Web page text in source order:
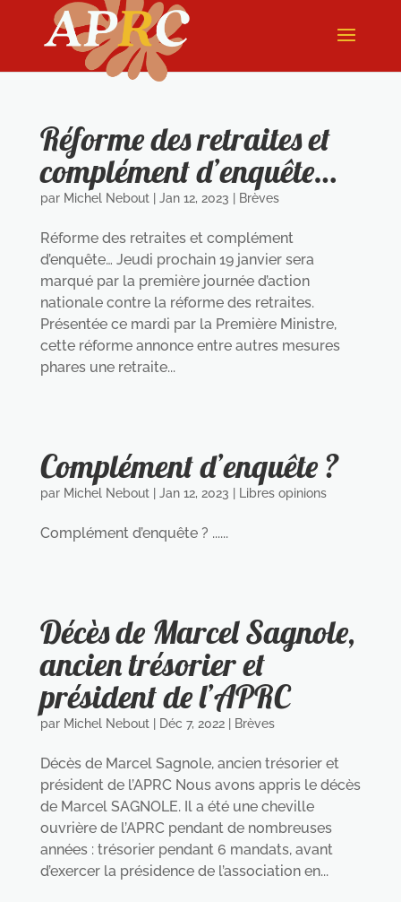
Réforme des retraites et
complément d’enquête…
par Michel Nebout| Jan 12, 2023 Brèves
Réforme des retraites et complément
d’enquête… Jeudi prochain 19 janvier sera
marqué par la première journée d’action
nationale contre la réforme des retraites.
Présentée ce mardi par la Première Ministre,
cette réforme annonce entre autres mesures
phares une retraite...
Complément d’enquête ?
par Michel Nebout| Jan 12, 2023 Libres opinions
Complément d’enquête ? ......
Décès de Marcel Sagnole,
ancien trésorier et
président de l’APRC
par Michel Nebout| Déc 7, 2022| Brèves
Décès de Marcel Sagnole, ancien trésorier et
président de l’APRC Nous avons appris le décès
de Marcel SAGNOLE. Il a été une cheville
ouvrière de l’APRC pendant de nombreuses
années : trésorier pendant 6 mandats, avant
d’exercer la présidence de l’association en...